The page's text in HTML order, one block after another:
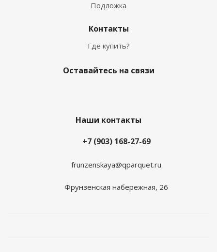
Подложка
Контакты
Где купить?
Оставайтесь на связи
Наши контакты
+7 (903) 168-27-69
frunzenskaya@qparquet.ru
Фрунзенская набережная, 26